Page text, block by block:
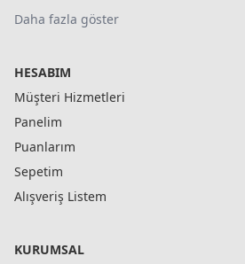
Daha fazla göster
HESABIM
Müşteri Hizmetleri
Panelim
Puanlarım
Sepetim
Alışveriş Listem
KURUMSAL